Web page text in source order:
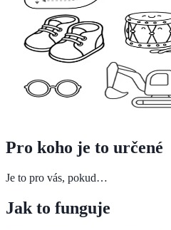
Pro koho je to určené
Je to pro vás, pokud…
Jak to funguje